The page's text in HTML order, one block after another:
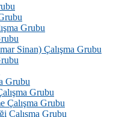
Grubu
Sinan) Çalışma Grubu
Grubu
Grubu
Çalışma Grubu
Çalışma Grubu